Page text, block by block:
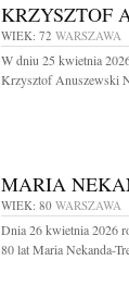
KRZYSZTOF
WIEK: 72 WARSZAWA
W dniu 25 kwietnia
Krzysztof Anuszewski
MARIA
WIEK: 80 WARSZAWA
Dnia 26 kwietnia 2026
80 lat Maria Nekanda-